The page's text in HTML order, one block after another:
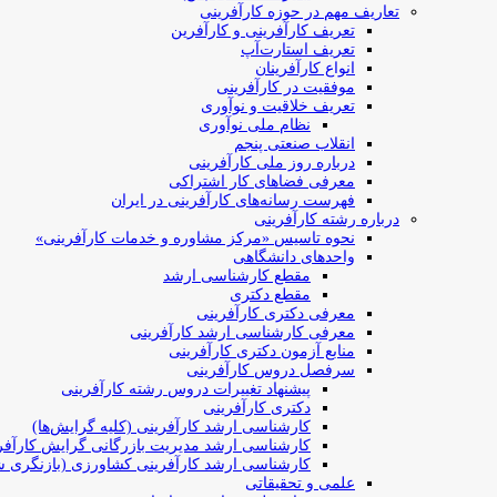
تعاریف مهم در حوزه کارآفرینی
تعریف کارآفرینی و کارآفرین
تعریف استارت‌آپ
انواع کارآفرینان
موفقیت در کارآفرینی
تعریف خلاقیت و نوآوری
نظام ملی نوآوری
انقلاب صنعتی پنجم
درباره روز ملی کارآفرینی
معرفی فضاهای کار اشتراکی
فهرست رسانه‌های کارآفرینی در ایران
درباره رشته کارآفرینی
نحوه تاسیس «مرکز مشاوره و خدمات کارآفرینی»
واحدهای دانشگاهی
مقطع کارشناسی ارشد
مقطع دکتری
معرفی دکتری کارآفرینی
معرفی کارشناسی ارشد کارآفرینی
منابع آزمون دکتری کارآفرینی
سرفصل دروس کارآفرینی
پیشنهاد تغییرات دروس رشته کارآفرینی
دکتری کارآفرینی
کارشناسی ارشد کارآفرینی (کلیه گرایش‌ها)
کارشناسی ارشد مدیریت بازرگانی گرایش
کارشناسی ارشد کارآفرینی کشاورزی (بازنگری
علمی و تحقیقاتی